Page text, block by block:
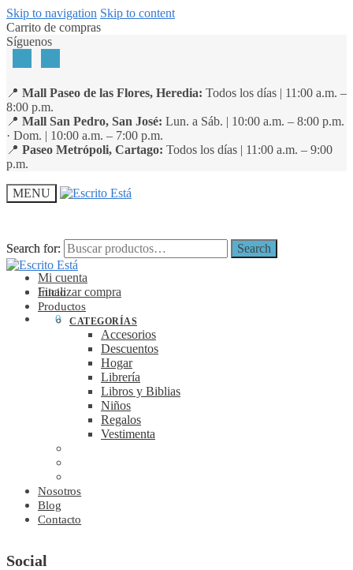
Skip to navigation Skip to content
Carrito de compras
Síguenos
📍 Mall Paseo de las Flores, Heredia: Todos los días | 11:00 a.m. –
8:00 p.m.
📍 Mall San Pedro, San José: Lun. a Sáb. | 10:00 a.m. – 8:00 p.m.
· Dom. | 10:00 a.m. – 7:00 p.m.
📍 Paseo Metrópoli, Cartago: Todos los días | 11:00 a.m. – 9:00
p.m.
MENU
Search for: Search
Mi cuenta
Finalizar compra
0
Search for: Search
Inicio
Productos
CATEGORÍAS
Accesorios
Descuentos
Hogar
Librería
Libros y Biblias
Niños
Regalos
Vestimenta
Nosotros
Blog
Contacto
Social